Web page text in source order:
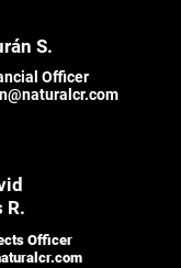
S.
Officer
R.
Officer